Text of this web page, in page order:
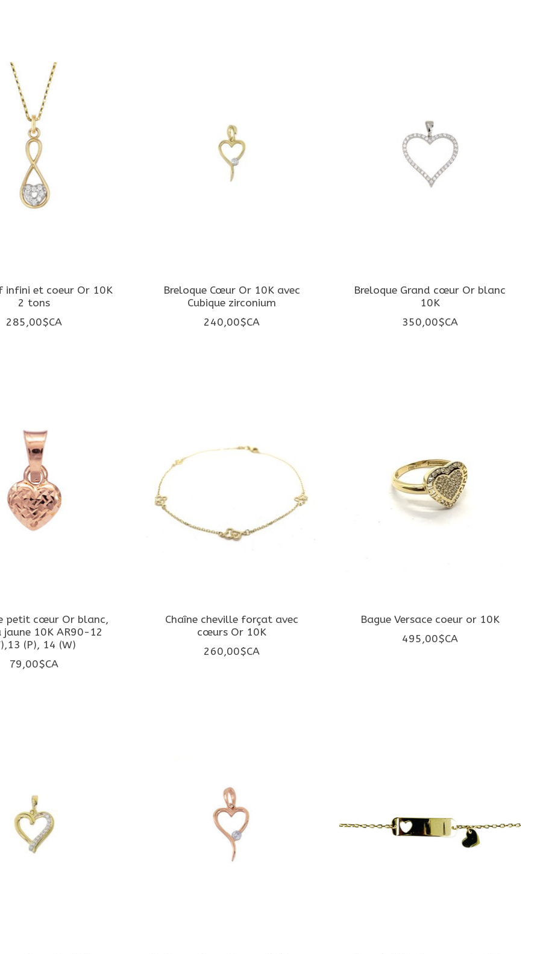
infini et coeur Or 10K
2 tons
285,00$CA
Breloque Cœur Or 10K avec
Cubique zirconium
240,00$CA
Breloque Grand cœur Or blanc
10K
350,00$CA
petit cœur Or blanc,
jaune 10K AR90-12
(P), 14 (W)
79,00$CA
Chaîne cheville forçat avec
cœurs Or 10K
260,00$CA
Bague Versace coeur or 10K
495,00$CA